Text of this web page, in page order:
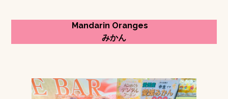
Mandarin Oranges
みかん